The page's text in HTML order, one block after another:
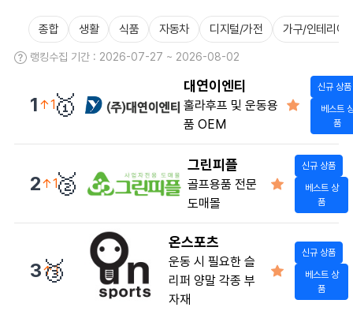
종합 생활 식품 자동차 디지털/가전 가구/인테리어
랭킹수집 기간 : 2026-07-27 ~ 2026-08-02
1 ↑1🥇
대연이엔티
훌라후프 및 운동용
품 OEM
신규 상품
베스트
품
2↑1🥈
그린피플
골프용품 전문
도매몰
신규 상품
베스트 상
품
3↑1
🥉
온스포츠
운동 시 필요한 슬
리퍼 양말 각종 부
자재
신규 상품
베스트 상
품